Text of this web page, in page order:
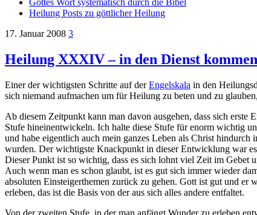
Heilung Posts zu göttlicher Heilung
17. Januar 2008 3
Heilung XXXIV – in den Dienst
Einer der wichtigsten Schritte auf derEngelskala in den
sich niemand aufmachen um für Heilung zu beten und zu
Ab diesem Zeitpunkt kann man davon ausgehen, dass sich
Stufe hineinentwickeln. Ich halte diese Stufe für enorm wichtig
und habe eigentlich auch mein ganzes Leben als Christ
wurden. Der wichtigste Knackpunkt in dieser Entwicklung war
Dieser Punkt ist so wichtig, dass es sich lohnt viel Zeit im Gebet
Auch wenn man es schon glaubt, ist es gut sich immer wieder
absoluten Einsteigerthemen zurück zu gehen. Gott ist gut und er
erleben, das ist die Basis von der aus sich alles andere entfaltet.
Von der zweiten Stufe, in der man anfängt Wunder zu erleben